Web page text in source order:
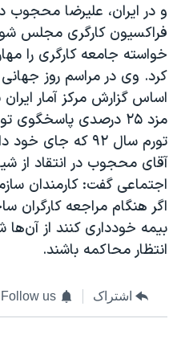
و در ایران، علیرضا محجوب
فراكسیون كارگری مجلس
خواسته جامعه کارگری را
کرد. وی در مراسم روز جهانی
مزد ۲۵ درصدی
تورم سال ۹۲ که جای خود دارد.»
آقای محجوب در انتقاد از
اجتماعی گفت: کارمندان
اگر هنگام مراجعه کارگران
بیمه خودداری کنند از
انتظار محاکمه باشند.
اشتراک Follow us